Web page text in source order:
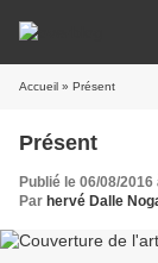
Accueil » Présent
Présent
Publié le 06/08/2016
Par hervé Dalle